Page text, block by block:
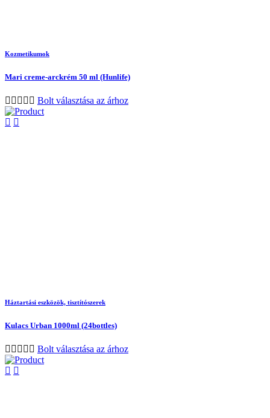
Kozmetikumok
Mari creme-arckrém 50 ml (Hunlife)
Bolt választása az árhoz
Háztartási eszközök, tisztítószerek
Kulacs Urban 1000ml (24bottles)
Bolt választása az árhoz